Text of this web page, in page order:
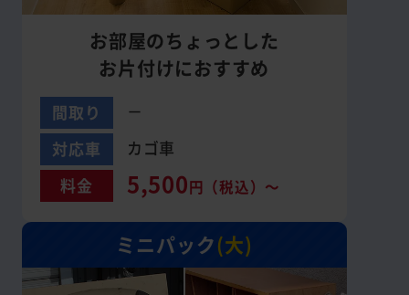
お部屋のちょっとした
お片付けにおすすめ
間取り
－
対応車
カゴ車
料金
5,500円（税込）～
ミニパック(大)